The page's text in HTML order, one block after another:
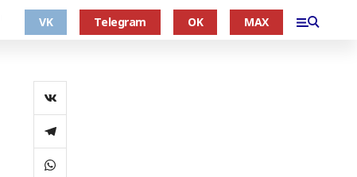
VK Telegram OK MAX